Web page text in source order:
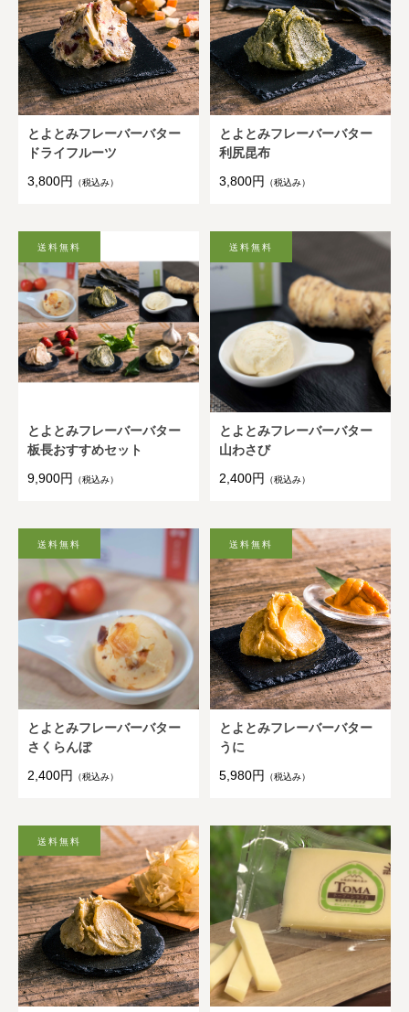
とよとみフレーバーバター
ドライフルーツ
3,800円
（税込み）
とよとみフレーバーバター
利尻昆布
3,800円
（税込み）
とよとみフレーバーバター
板長おすすめセット
9,900円
（税込み）
とよとみフレーバーバター
山わさび
2,400円
（税込み）
とよとみフレーバーバター
さくらんぼ
2,400円
（税込み）
とよとみフレーバーバター
うに
5,980円
（税込み）